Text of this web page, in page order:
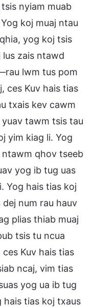
nyiam muab
koj muaj ntau
yog koj tsis
zais ntawd
lwm tus pom
ces Kuv hais tias
txais kev cawm
tawm tsis tau
yim kiag li. Yog
qhov tseeb
yog ib tug uas
Yog hais tias koj
num rau hauv
plias thiab muaj
tsis tu ncua
Kuv hais tias
ncaj, vim tias
yog ua ib tug
hais tias koj txaus